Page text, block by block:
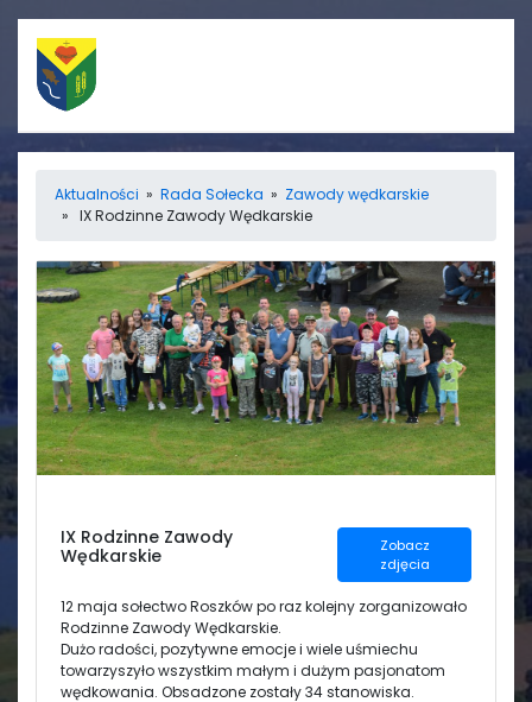
Porządek nabożeństw
Straż Pożarna
Ośrodek zdrowia
Koło gospodyń
wiejskich
Informacje
Aktualności
Galerie
Aktualności » Rada Sołecka » Zawody wędkarskie
» IX Rodzinne Zawody Wędkarskie
IX Rodzinne Zawody
Wędkarskie
Zobacz
zdjęcia
12 maja sołectwo Roszków po raz kolejny zorganizowało
Rodzinne Zawody Wędkarskie.
Dużo radości, pozytywne emocje i wiele uśmiechu
towarzyszyło wszystkim małym i dużym pasjonatom
wędkowania. Obsadzone zostały 34 stanowiska.